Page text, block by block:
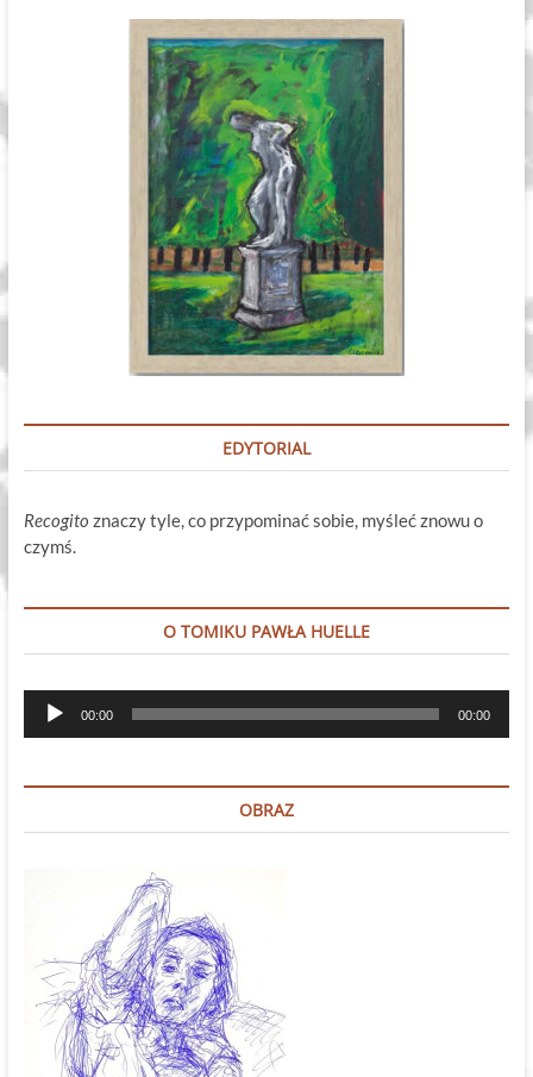
EDYTORIAL
Recogito znaczy tyle, co przypominać sobie, myśleć znowu o
czymś.
O TOMIKU PAWŁA HUELLE
Odtwarzacz
plików
00:00 00:00
OBRAZ